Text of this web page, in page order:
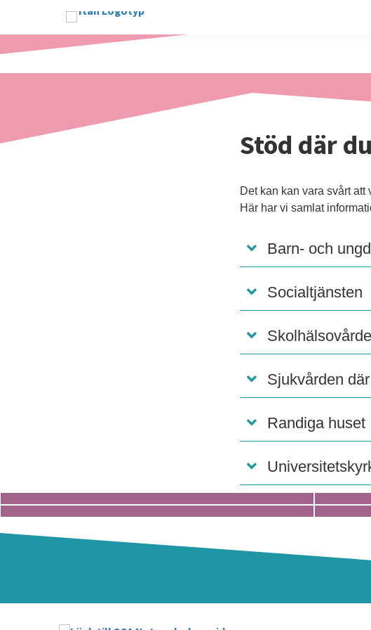
Stöd där
Det kan kan vara svårt
Här har vi samlat
Barn- och
Socialtjänsten
Sjukvården
Randiga huset
Ta
Barnkonventionen Stöd